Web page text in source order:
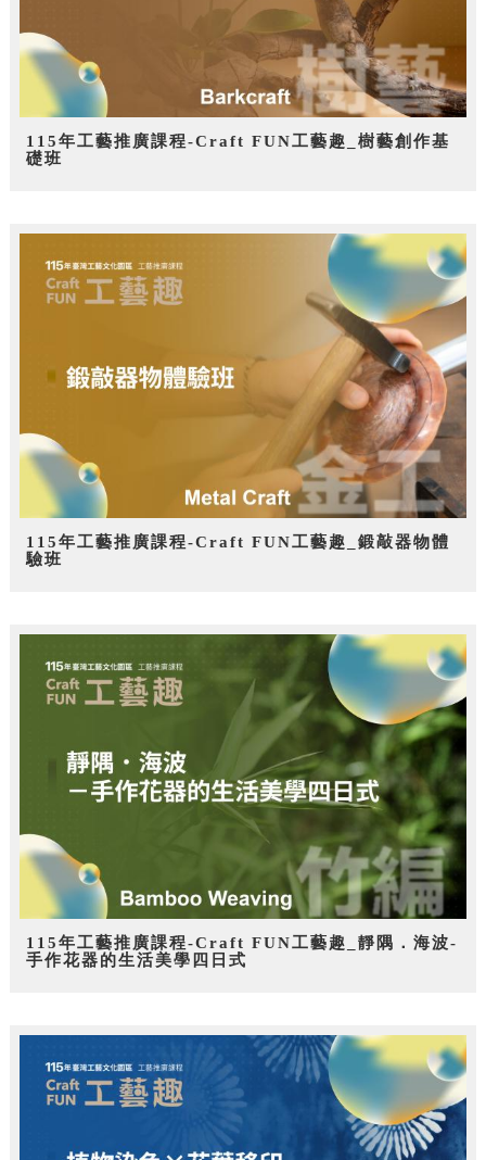
115年工藝推廣課程-Craft FUN工藝趣_樹藝創作基
礎班
115年工藝推廣課程-Craft FUN工藝趣_鍛敲器物體
驗班
115年工藝推廣課程-Craft FUN工藝趣_靜隅．海波-
手作花器的生活美學四日式